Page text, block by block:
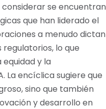
se encuentran
que han liderado el
a menudo dictan
lo que
y la
La encíclica sugiere que
sino que también
y desarrollo en